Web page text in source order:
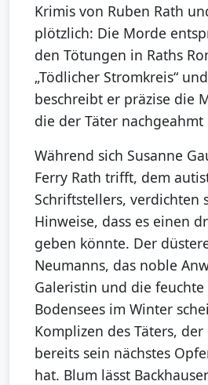
Krimis von Ruben Rath
plötzlich: Die Morde
den Tötungen in Raths
„Tödlicher Stromkreis“
beschreibt er präzise die
die der Täter nachgeahmt
Während sich Susanne
Ferry Rath trifft, dem
Schriftstellers, verdichten
Hinweise, dass es einen
geben könnte. Der
Neumanns, das noble
Galeristin und die feuchte
Bodensees im Winter
Komplizen des Täters,
bereits sein nächstes
hat. Blum lässt